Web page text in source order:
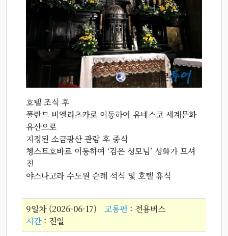
호텔 조식 후
폴란드 비엘리츠카로 이동하여 유네스코 세계문화
유산으로
지정된 소금광산 관람 후 중식
쳉스트호바로 이동하여 ‘검은 성모님’ 성화가 모셔
진
야스나고라 수도원 순례 석식 및 호텔 휴식
9일차 (2026-06-17) 교통편 : 전용버스
시간: 전일